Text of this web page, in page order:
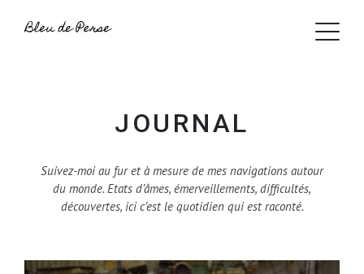
JOURNAL
Suivez-moi au fur et à mesure de mes navigations autour
du monde. Etats d’âmes, émerveillements, difficultés,
découvertes, ici c’est le quotidien qui est raconté.